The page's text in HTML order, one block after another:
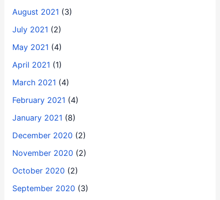
August 2021 (3)
July 2021 (2)
May 2021 (4)
April 2021 (1)
March 2021 (4)
February 2021 (4)
January 2021 (8)
December 2020 (2)
November 2020 (2)
October 2020 (2)
September 2020 (3)